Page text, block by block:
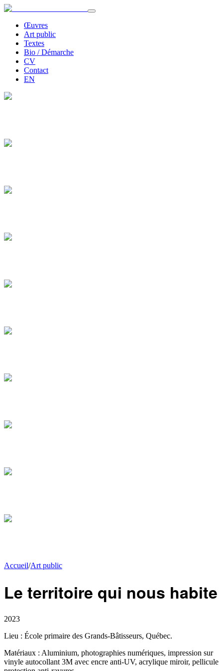
Œuvres
Art public
Textes
Bio / Démarche
CV
Contact
EN
Accueil/Art public
Le territoire qui nous habite
2023
Lieu : École primaire des Grands-Bâtisseurs, Québec.
Matériaux : Aluminium, photographies numériques, impression sur
vinyle autocollant 3M avec encre anti-UV, acrylique miroir, pellicule